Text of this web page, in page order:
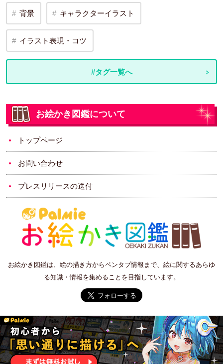
背景 キャラクターイラスト
イラスト表現・コツ
#タグ一覧へ
お絵かき図鑑について
トップページ
お問い合わせ
プレスリリースの送付
お絵かき図鑑は、絵の描き方からペンタブ情報まで、絵に関するあらゆ
る知識・情報を集めることを目指しています。